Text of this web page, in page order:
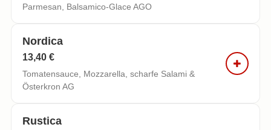
Parmesan, Balsamico-Glace AGO
Nordica
13,40 €
Tomatensauce, Mozzarella, scharfe Salami &
Österkron AG
Rustica